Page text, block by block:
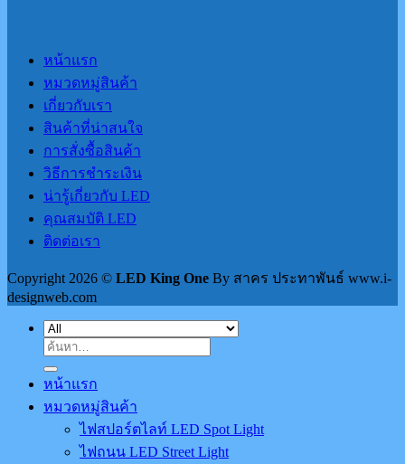
หน้าแรก
หมวดหมู่สินค้า
เกี่ยวกับเรา
สินค้าที่น่าสนใจ
การสั่งซื้อสินค้า
วิธีการชำระเงิน
น่ารู้เกี่ยวกับ LED
คุณสมบัติ LED
ติดต่อเรา
Copyright 2026 © LED King One By สาคร ประทาพันธ์ www.i-
designweb.com
ค้นหา:
หน้าแรก
หมวดหมู่สินค้า
ไฟสปอร์ตไลท์ LED Spot Light
ไฟถนน LED Street Light